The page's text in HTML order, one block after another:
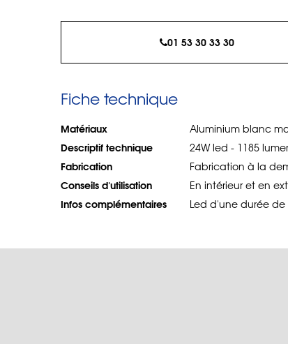
01 53 30 33 30
Fiche technique
Matériaux Aluminium blanc
Descriptif technique 24W led - 1185
Fabrication Fabrication à la
Conseils d'utilisation En intérieur et en
Infos complémentaires Led d'une durée de